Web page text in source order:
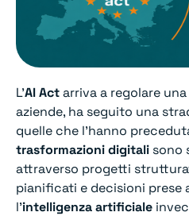
L’AI Actarriva a regolare
aziende, ha seguito una
quelle che l’hanno
trasformazioni digitali sono
attraverso progetti
pianificati e decisioni prese
l’intelligenza artificiale